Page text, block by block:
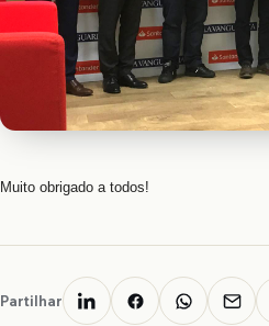
Muito obrigado a todos!
Partilhar